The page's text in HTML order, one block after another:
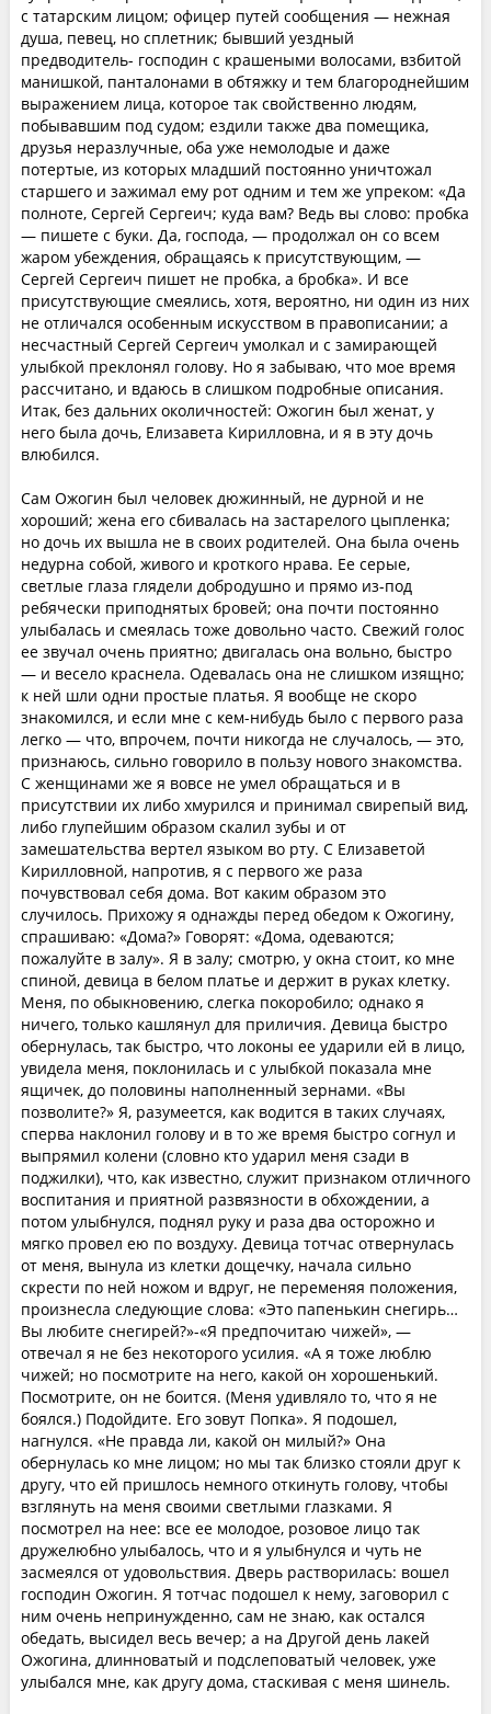
с татарским лицом; офицер путей сообщения — нежная
душа, певец, но сплетник; бывший уездный
предводитель- господин с крашеными волосами, взбитой
манишкой, панталонами в обтяжку и тем благороднейшим
выражением лица, которое так свойственно людям,
побывавшим под судом; ездили также два помещика,
друзья неразлучные, оба уже немолодые и даже
потертые, из которых младший постоянно уничтожал
старшего и зажимал ему рот одним и тем же упреком: «Да
полноте, Сергей Сергеич; куда вам? Ведь вы слово: пробка
— пишете с буки. Да, господа, — продолжал он со всем
жаром убеждения, обращаясь к присутствующим, —
Сергей Сергеич пишет не пробка, а бробка». И все
присутствующие смеялись, хотя, вероятно, ни один из них
не отличался особенным искусством в правописании; а
несчастный Сергей Сергеич умолкал и с замирающей
улыбкой преклонял голову. Но я забываю, что мое время
рассчитано, и вдаюсь в слишком подробные описания.
Итак, без дальних околичностей: Ожогин был женат, у
него была дочь, Елизавета Кирилловна, и я в эту дочь
влюбился.
Сам Ожогин был человек дюжинный, не дурной и не
хороший; жена его сбивалась на застарелого цыпленка;
но дочь их вышла не в своих родителей. Она была очень
недурна собой, живого и кроткого нрава. Ее серые,
светлые глаза глядели добродушно и прямо из-под
ребячески приподнятых бровей; она почти постоянно
улыбалась и смеялась тоже довольно часто. Свежий голос
ее звучал очень приятно; двигалась она вольно, быстро
— и весело краснела. Одевалась она не слишком изящно;
к ней шли одни простые платья. Я вообще не скоро
знакомился, и если мне с кем-нибудь было с первого раза
легко — что, впрочем, почти никогда не случалось, — это,
признаюсь, сильно говорило в пользу нового знакомства.
С женщинами же я вовсе не умел обращаться и в
присутствии их либо хмурился и принимал свирепый вид,
либо глупейшим образом скалил зубы и от
замешательства вертел языком во рту. С Елизаветой
Кирилловной, напротив, я с первого же раза
почувствовал себя дома. Вот каким образом это
случилось. Прихожу я однажды перед обедом к Ожогину,
спрашиваю: «Дома?» Говорят: «Дома, одеваются;
пожалуйте в залу». Я в залу; смотрю, у окна стоит, ко мне
спиной, девица в белом платье и держит в руках клетку.
Меня, по обыкновению, слегка покоробило; однако я
ничего, только кашлянул для приличия. Девица быстро
обернулась, так быстро, что локоны ее ударили ей в лицо,
увидела меня, поклонилась и с улыбкой показала мне
ящичек, до половины наполненный зернами. «Вы
позволите?» Я, разумеется, как водится в таких случаях,
сперва наклонил голову и в то же время быстро согнул и
выпрямил колени (словно кто ударил меня сзади в
поджилки), что, как известно, служит признаком отличного
воспитания и приятной развязности в обхождении, а
потом улыбнулся, поднял руку и раза два осторожно и
мягко провел ею по воздуху. Девица тотчас отвернулась
от меня, вынула из клетки дощечку, начала сильно
скрести по ней ножом и вдруг, не переменяя положения,
произнесла следующие слова: «Это папенькин снегирь…
Вы любите снегирей?»-«Я предпочитаю чижей», —
отвечал я не без некоторого усилия. «А я тоже люблю
чижей; но посмотрите на него, какой он хорошенький.
Посмотрите, он не боится. (Меня удивляло то, что я не
боялся.) Подойдите. Его зовут Попка». Я подошел,
нагнулся. «Не правда ли, какой он милый?» Она
обернулась ко мне лицом; но мы так близко стояли друг к
другу, что ей пришлось немного откинуть голову, чтобы
взглянуть на меня своими светлыми глазками. Я
посмотрел на нее: все ее молодое, розовое лицо так
дружелюбно улыбалось, что и я улыбнулся и чуть не
засмеялся от удовольствия. Дверь растворилась: вошел
господин Ожогин. Я тотчас подошел к нему, заговорил с
ним очень непринужденно, сам не знаю, как остался
обедать, высидел весь вечер; а на Другой день лакей
Ожогина, длинноватый и подслеповатый человек, уже
улыбался мне, как другу дома, стаскивая с меня шинель.